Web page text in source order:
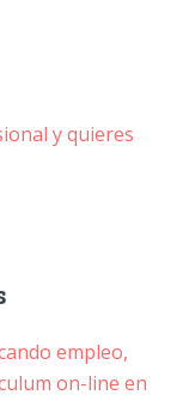
y quieres
empleo,
on-line en